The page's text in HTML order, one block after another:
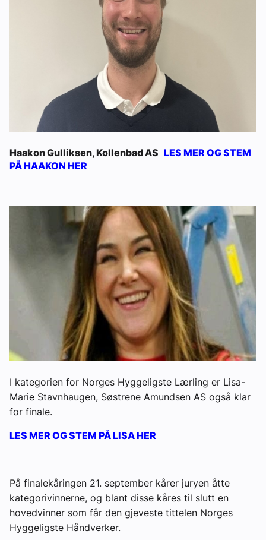
Haakon Gulliksen, Kollenbad AS LES MER OG STEM
PÅ HAAKON HER
I kategorien for Norges Hyggeligste Lærling er Lisa-
Marie Stavnhaugen, Søstrene Amundsen AS også klar
for finale.
LES MER OG STEM PÅ LISA HER
På finalekåringen 21. september kårer juryen åtte
kategorivinnerne, og blant disse kåres til slutt en
hovedvinner som får den gjeveste tittelen Norges
Hyggeligste Håndverker.